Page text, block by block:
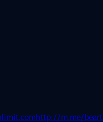
http://m.me/